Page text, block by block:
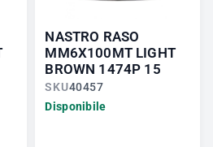
NASTRO RASO
MM6X100MT LIGHT
BROWN 1474P 15
SKU40457
Disponibile